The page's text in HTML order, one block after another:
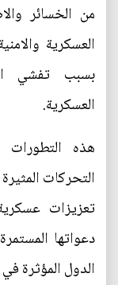
من الخسائر
العسكرية
بسبب تفشي
العسكرية.
هذه
التحركات
تعزيزات
دعواتها
الدول المؤثرة